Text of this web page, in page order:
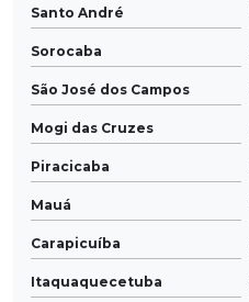
Santo André
Sorocaba
São José dos Campos
Mogi das Cruzes
Piracicaba
Mauá
Carapicuíba
Itaquaquecetuba